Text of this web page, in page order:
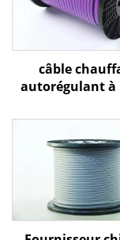
câble
autorégulant à